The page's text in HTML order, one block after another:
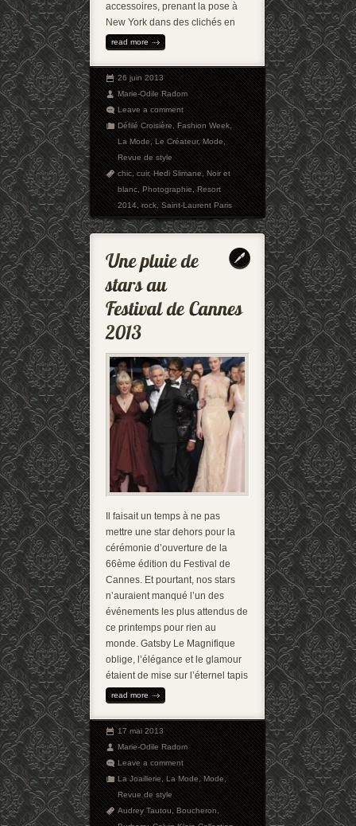
accessoires, prenant la pose à
New York dans des clichés en
read more
26 juin 2013
Marie-Odile Radom
Leave a comment
Défilé Croisière,Fashion Week,
La Mode,Le Créateur,Mode,
Revue de style
chic,cuir,Hedi Slimane,Noir et
blanc,Photographie,Resort
2014,rock,Saint-Laurent Paris
Il faisait un temps à ne pas
mettre une star dehors pour la
cérémonie d’ouverture de la
66ème édition du Festival de
Cannes. Et pourtant, nos stars
n’auraient manqué l’un des
événements les plus attendus de
ce printemps pour rien au
monde. Gatsby Le Magnifique
oblige, l’élégance et le glamour
étaient de mise sur l’éternel tapis
read more
17 mai 2013
Marie-Odile Radom
Leave a comment
La Joaillerie,La Mode,Mode,
Revue de style
Audrey Tautou,Boucheron,